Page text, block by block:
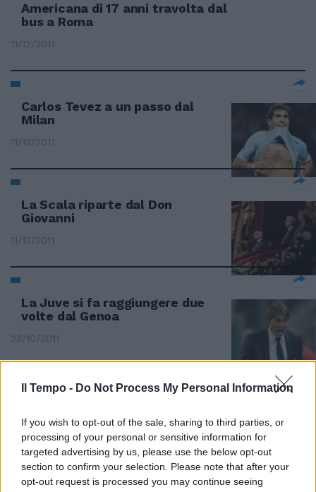
Il Tempo - Do Not Process My Personal Information
If you wish to opt-out of the sale, sharing to third parties, or
processing of your personal or sensitive information for
targeted advertising by us, please use the below opt-out
section to confirm your selection. Please note that after your
opt-out request is processed you may continue seeing
Americana di 17 anni travolta dal
bus a Roma
11/12/2011
Carlos Tevez a un passo dal
Milan
11/12/2011
La Scala riparte dal Don
Giovanni
11/12/2011
La Juve si fa raggiungere due
volte dal Genoa
23/10/2011
rimbalzo: -0,4%
21/08/2011